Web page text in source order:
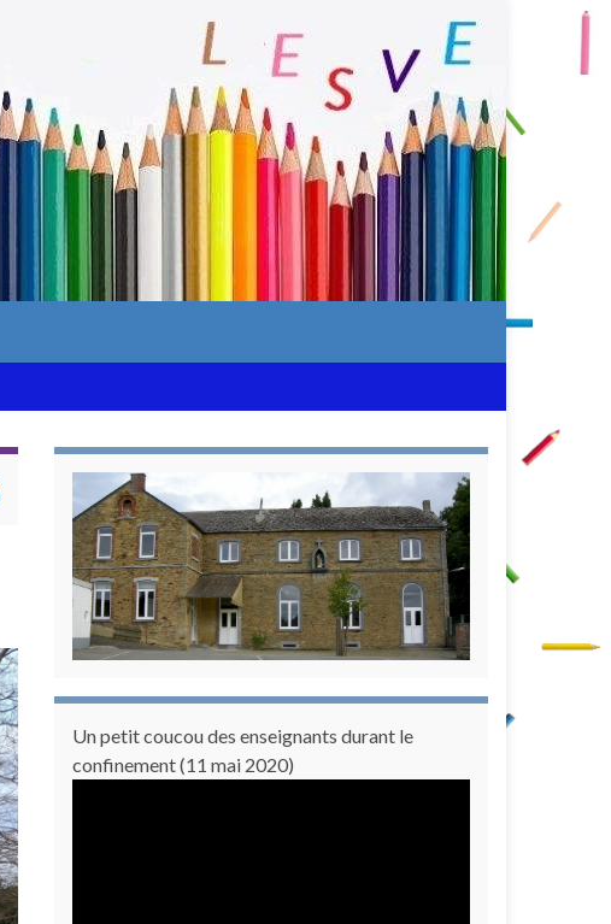
Un petit coucou des enseignants durant le
confinement (11 mai 2020)